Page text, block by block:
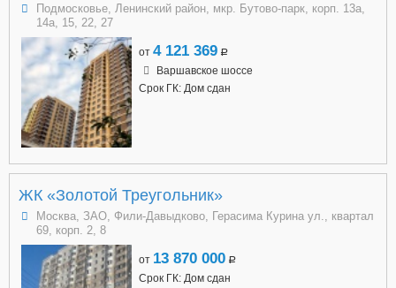
Подмосковье, Ленинский район, мкр. Бутово-парк, корп. 13а,
14а, 15, 22, 27
от 4 121 369 a
Варшавское шоссе
Срок ГК: Дом сдан
ЖК «Золотой Треугольник»
Москва, ЗАО, Фили-Давыдково, Герасима Курина ул., квартал
69, корп. 2, 8
от 13 870 000 a
Срок ГК: Дом сдан